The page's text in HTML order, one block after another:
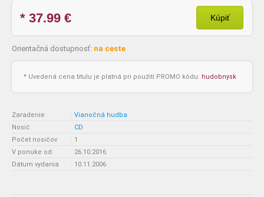
* 37.99 € Kúpiť
Orientačná dostupnosť: na ceste
* Uvedená cena titulu je platná pri použití PROMO kódu: hudobnysk
Zaradenie : Vianočná hudba
Nosič
: CD
Počet nosičov
: 1
V ponuke od
: 26.10.2016
Dátum vydania
: 10.11.2006